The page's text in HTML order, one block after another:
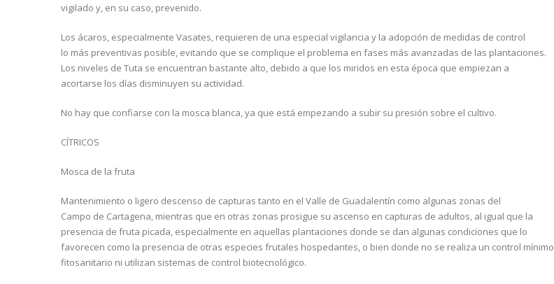
vigilado y, en su caso, prevenido.
Los ácaros, especialmente Vasates, requieren de una especial vigilancia y la adopción de medidas de control
lo más preventivas posible, evitando que se complique el problema en fases más avanzadas de las plantaciones.
Los niveles de Tuta se encuentran bastante alto, debido a que los miridos en esta época que empiezan a
acortarse los días disminuyen su actividad.
No hay que confiarse con la mosca blanca, ya que está empezando a subir su presión sobre el cultivo.
CÍTRICOS
Mosca de la fruta
Mantenimiento o ligero descenso de capturas tanto en el Valle de Guadalentín como algunas zonas del
Campo de Cartagena, mientras que en otras zonas prosigue su ascenso en capturas de adultos, al igual que la
presencia de fruta picada, especialmente en aquellas plantaciones donde se dan algunas condiciones que lo
favorecen como la presencia de otras especies frutales hospedantes, o bien donde no se realiza un control mínimo
fitosanitario ni utilizan sistemas de control biotecnológico.